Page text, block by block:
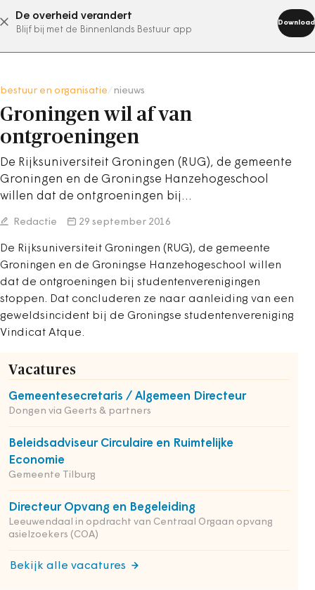
De overheid verandert
Blijf bij met de Binnenlands Bestuur app
Download
abonneer nu
bestuur en organisatie nieuws
Groningen wil af van
ontgroeningen
De Rijksuniversiteit Groningen (RUG), de gemeente
Groningen en de Groningse Hanzehogeschool
willen dat de ontgroeningen bij…
Redactie 29 september 2016
De Rijksuniversiteit Groningen (RUG), de gemeente
Groningen en de Groningse Hanzehogeschool willen
dat de ontgroeningen bij studentenverenigingen
stoppen. Dat concluderen ze naar aanleiding van een
geweldsincident bij de Groningse studentenvereniging
Vindicat Atque.
Vacatures
Gemeentesecretaris / Algemeen Directeur
Dongen via Geerts & partners
Beleidsadviseur Circulaire en Ruimtelijke
Economie
Gemeente Tilburg
Directeur Opvang en Begeleiding
Leeuwendaal in opdracht van Centraal Orgaan opvang
asielzoekers (COA)
Bekijk alle vacatures